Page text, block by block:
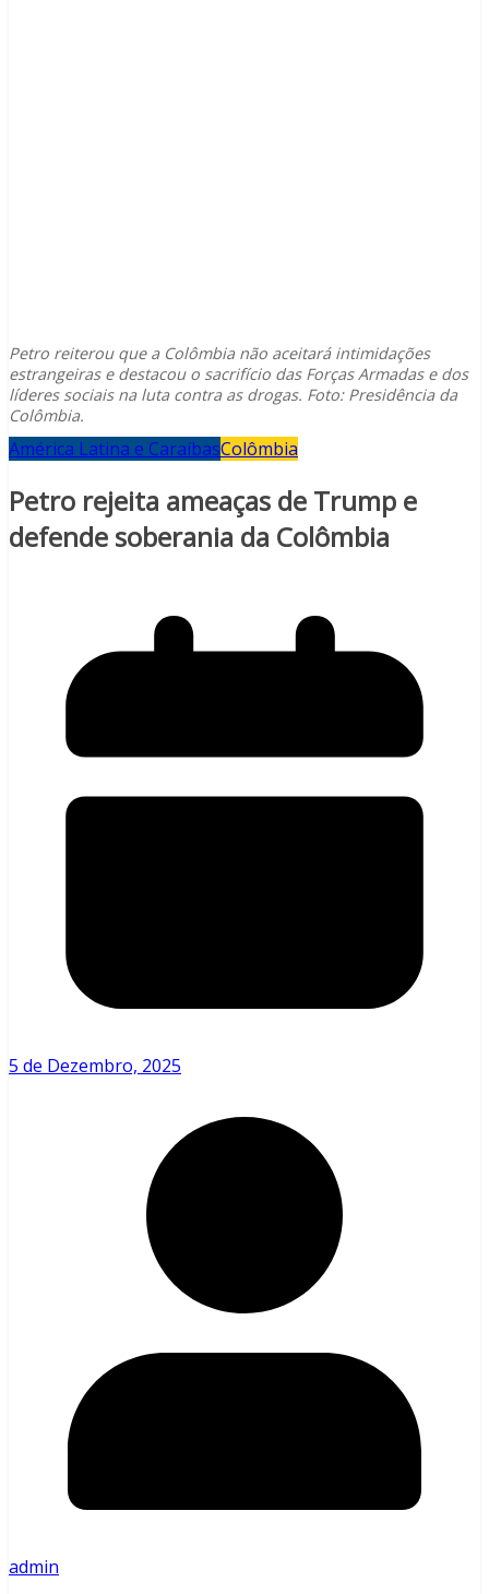
Petro reiterou que a Colômbia não aceitará intimidações
estrangeiras e destacou o sacrifício das Forças Armadas e dos
líderes sociais na luta contra as drogas. Foto: Presidência da
Colômbia.
América Latina e CaraíbasColômbia
Petro rejeita ameaças de Trump e
defende soberania da Colômbia
5 de Dezembro, 2025
admin